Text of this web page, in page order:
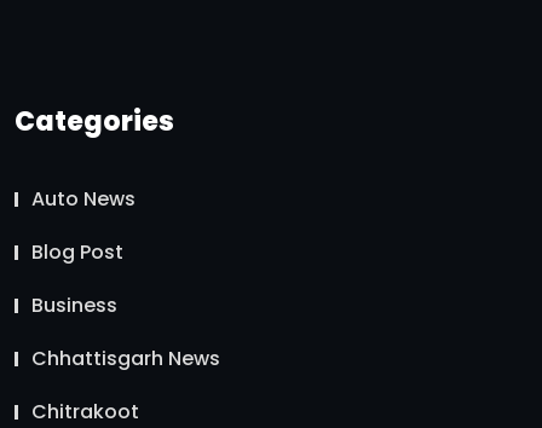
Categories
Auto News
Blog Post
Business
Chhattisgarh News
Chitrakoot